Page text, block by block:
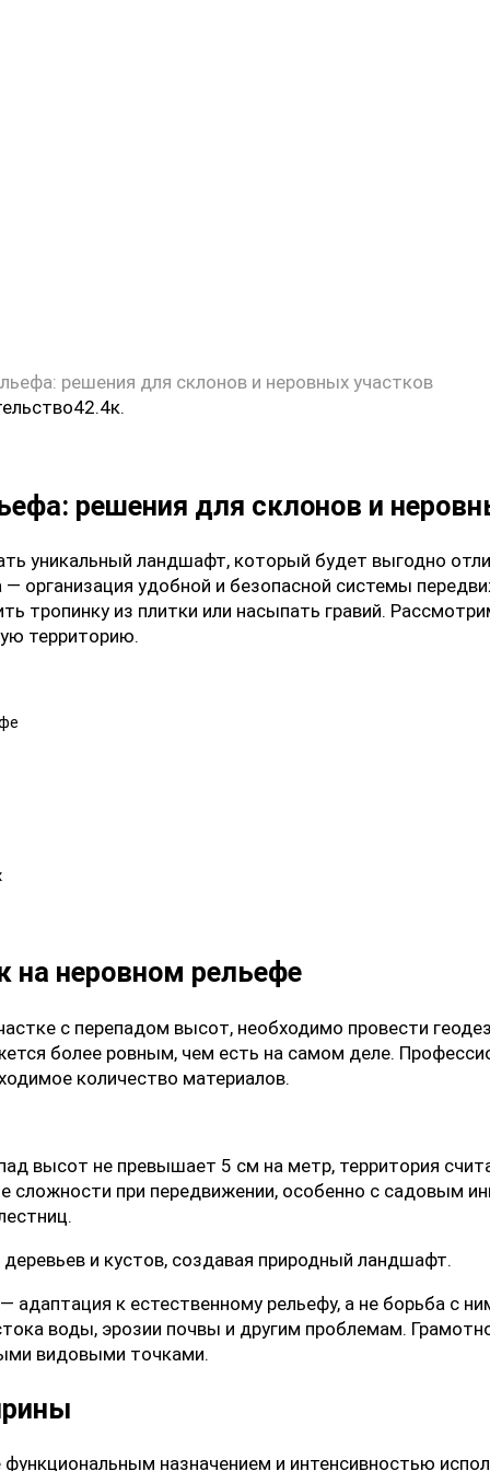
решения для склонов и неровных участков
42.4к.
решения для склонов и
уникальный ландшафт, который будет выгодно
— организация удобной и безопасной системы
тропинку из плитки или насыпать гравий.
территорию.
на неровном рельефе
с перепадом высот, необходимо провести
более ровным, чем есть на самом деле.
количество материалов.
высот не превышает 5 см на метр, территория
при передвижении, особенно с садовым
и кустов, создавая природный ландшафт.
адаптация к естественному рельефу, а не борьба с
воды, эрозии почвы и другим проблемам.
видовыми точками.
назначением и интенсивностью